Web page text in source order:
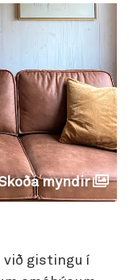
myndir
við gistingu í